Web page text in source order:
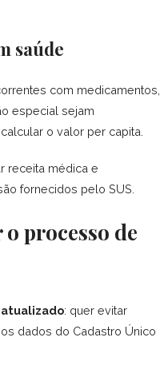
saúde
com medicamentos,
especial sejam
o valor per capita.
receita médica e
fornecidos pelo SUS.
processo de
atualizado: quer evitar
dados do Cadastro Único